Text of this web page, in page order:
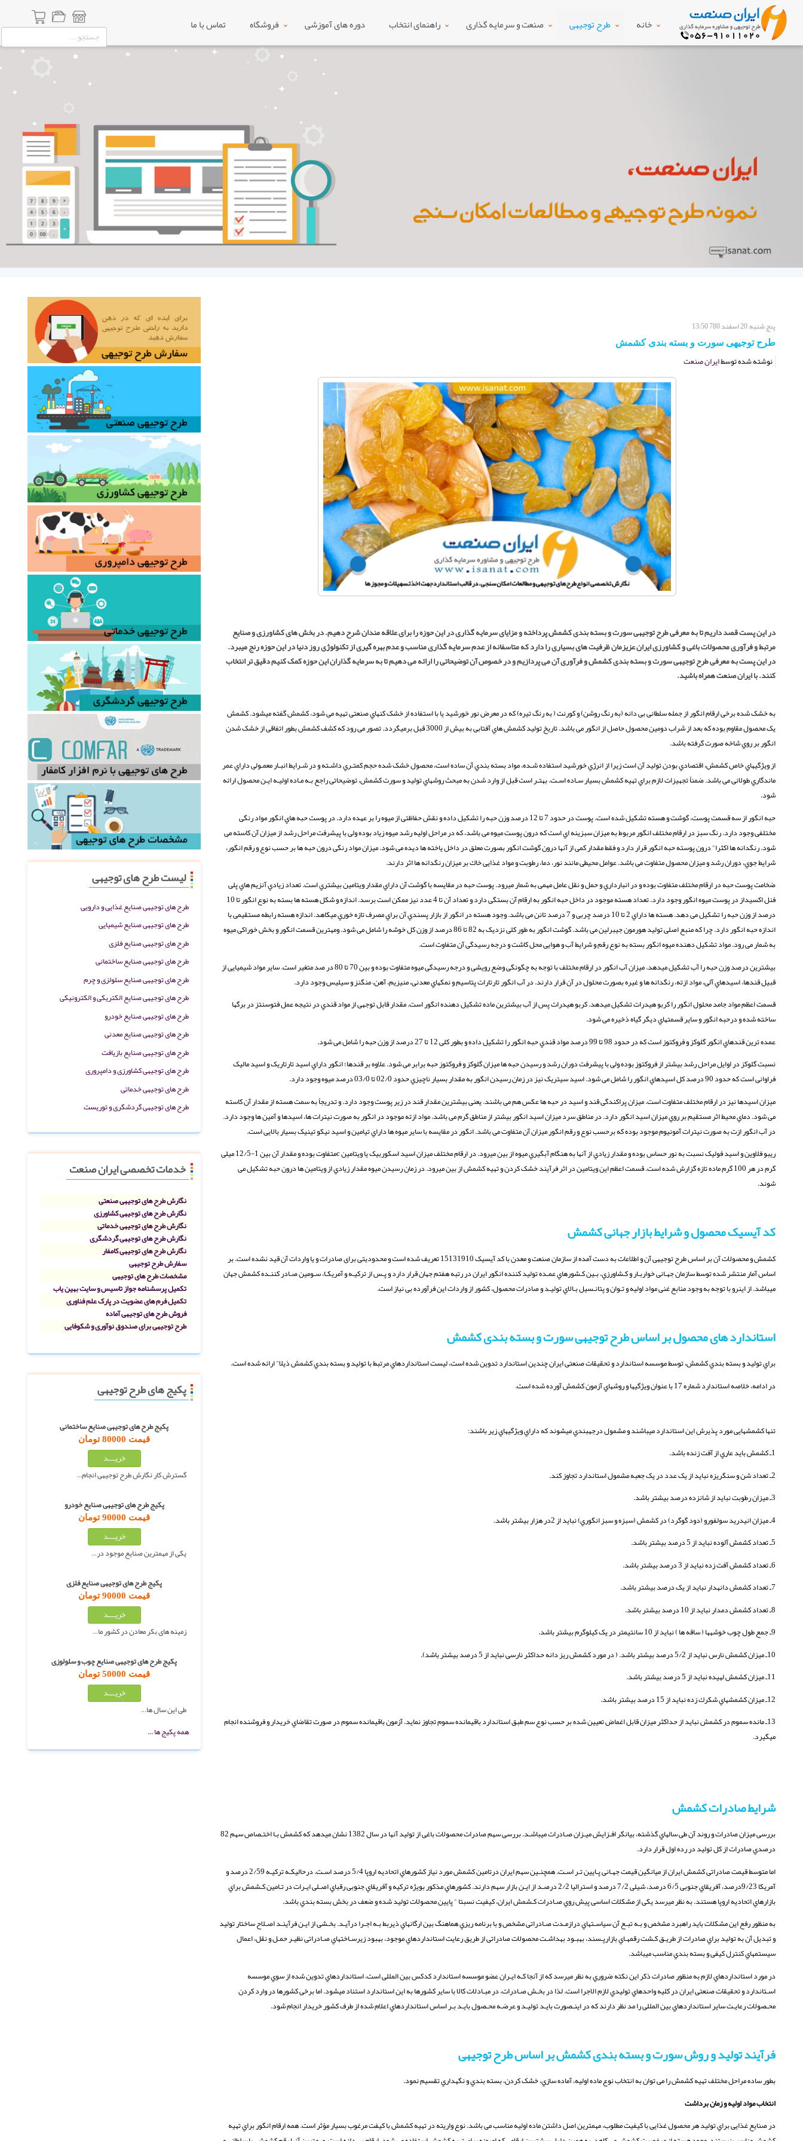
خانه طرح توجیهی صنعت و سرمایه گذاری راهنمای انتخاب دوره های آموزشی فروشگاه تماس با ما
لیست طرح های توجیهی
طرح های توجیهی صنایع غذایی و دارویی
طرح های توجیهی صنایع شیمیایی
طرح های توجیهی صنایع فلزی
طرح های توجیهی صنایع ساختمانی
طرح های توجیهی صنایع سلولزی و چرم
طرح های توجیهی صنایع الکتریکی و الکترونیکی
طرح های توجیهی صنایع خودرو
طرح های توجیهی صنایع معدنی
طرح های توجیهی صنایع بازیافت
طرح های توجیهی کشاورزی و دامپروری
طرح های توجیهی خدماتی
طرح های توجیهی گردشگری و توریست
خدمات تخصصی ایران صنعت
نگارش طرح های توجیهی صنعتی
نگارش طرح های توجیهی کشاورزی
نگارش طرح های توجیهی خدماتی
نگارش طرح های توجیهی گردشگری
نگارش طرح های توجیهی کامفار
سفارش طرح توجیهی
مشخصات طرح های توجیهی
تکمیل پرسشنامه جواز تاسیس و سایت بهین یاب
تکمیل فرم های عضویت در پارک علم فناوری
فروش طرح های توجیهی آماده
طرح توجیهی برای صندوق نوآوری و شکوفایی
پکیج های طرح توجیهی
پکیج طرح های توجیهی صنایع ساختمانی
قیمت 80000 تومان
گسترش کار نگارش طرح توجیهی انجام…
پکیج طرح های توجیهی صنایع خودرو
قیمت 90000 تومان
یکی از مهمترین صنایع موجود در…
پکیج طرح های توجیهی صنایع فلزی
قیمت 90000 تومان
زمینه های بکر معادن در کشور ما…
پکیج طرح های توجیهی صنایع چوب و سلولوزی
قیمت 50000 تومان
طی این سال ها…
همه پکیج ها ...
پنج شنبه, 20 اسفند 780 13:50
طرح توجیهی سورت و بسته بندی کشمش
نوشته شده توسطایران صنعت
در این پست قصد داریم تا به معرفی طرح توجیهی سورت و بسته بندی کشمش پرداخته و مزایای سرمایه گذاری در این حوزه را برای علاقه مندان شرح دهیم. در بخش های کشاورزی و صنایع
مرتبط و فرآوری محصولات باغی و کشاورزی ایران عزیزمان ظرفیت های بسیاری را دارد که متاسفانه از عدم سرمایه گذاری مناسب و عدم بهره گیری از تکنولوژی روز دنیا در این حوزه رنج میبرد.
در این پست به معرفی طرح توجیهی سورت و بسته بندی کشمش و فرآوری آن می پردازیم و در خصوص آن توضیحاتی را ارائه می دهیم تا به سرمایه گذاران این حوزه کمک کنیم دقیق تر انتخاب
کنند. با ایران صنعت همراه باشید.
به خشک شده برخی ارقام انگور از جمله سلطانی بی دانه (به رنگ روشن) و کورنت ( به رنگ تیره) که در معرض نور خورشید یا با استفاده از خشک کنهاي صنعتی تهیه می شود، کشمش گفته میشود. کشمش
یک محصول مقاوم بوده که بعد از شراب دومین محصول حاصل از انگور می باشد. تاریخ تولید کشمش هاي آفتابی به بیش از 3000 قبل برمیگردد. تصور می رود که کشف کشمش بطور اتفاقی از خشک شدن
انگور بر روي شاخه صورت گرفته باشد.
از ویژگیهاي خاص کشمش، اقتصادي بودن تولید آن است زیرا از انرژي خورشید استفاده شـده، مواد بسته بندي آن ساده است، محصول خشک شده حجم کمتـري داشـته و در شـرایط انبـار معمـولی داراي عمر
ماندگاري طولانی می باشد. ضمناً تجهیزات لازم براي تهیه کشمش بسیار سـاده اسـت. بهتـر است قبل از وارد شدن به مبحث روشهاي تولید و سورت کشمش، توضیحاتی راجع بـه مـاده اولیـه ایـن محصول ارائه
شود.
حبه انگور از سه قسمت پوست، گوشت و هسته تشکیل شده است. پوست در حدود 7 تا 12 درصد وزن حبه را تشکیل داده و نقش حفاظتی از میوه را بر عهده دارد. در پوست حبه هاي انگور مواد رنگی
مختلفی وجود دارد. رنگ سبز در ارقام مختلف انگور مربوط به میزان سبزینه اي است که درون پوست میوه می باشد، که در مراحل اولیه رشد میوه زیاد بوده ولی با پیشرفت مراحل رشد از میزان آن کاسته می
شود. رنگدانه ها اکثرا" درون پوسته حبه انگور قرار دارد و فقط مقدار کمی از آنها درون گوشت انگور بصورت معلق در داخل یاخته ها دیده می شود. میزان مواد رنگی درون حبه ها بر حسب نوع و رقم انگور،
شرایط جوي، دوران رشد و میزان محصول متفاوت می باشد. عوامل محیطی مانند نور، دما، رطوبت و مواد غذایی خاك بر میزان رنگدانه ها اثر دارند.
ضخامت پوست حبه در ارقام مختلف متفاوت بوده و در انبارداري و حمل و نقل عامل مهمی به شمار میرود. پوست حبه در مقایسه با گوشت آن داراي مقدار ویتامین بیشتري است. تعداد زیادي آنزیم هاي پلی
فنل اکسیداز در پوست میوه انگور وجود دارد. تعداد هسته موجود در داخل حبه انگور به ارقام آن بستگی دارد و تعداد آن تا 4 عدد نیز ممکن است برسد. اندازه و شکل هسته ها بسته به نوع انگور تا 10
درصد از وزن حبه را تشکیل می دهد. هسته ها داراي 2 تا 10 درصد چربی و 7 درصد تانن می باشد. وجود هسته در انگور از بازار پسندي آن براي مصرف تازه خوري میکاهد. اندازه هسته رابطه مستقیمی با
اندازه حبه انگور دارد. چرا که منبع اصلی تولید هورمون جیبرلین می باشد. گوشت انگور به طور کلی نزدیک به 82 تا 86 درصد از وزن کل خوشه را شامل می شود. ومهترین قسمت انگور و بخش خوراکی میوه
به شمار می رود. مواد تشکیل دهنده میوه انگور بسته به نوع رقم و شرایط آب و هوایی محل کاشت و درجه رسیدگی آن متفاوت است.
بیشترین درصد وزن حبه را آب تشکیل میدهد. میزان آب انگور در ارقام مختلف با توجه به چگونگی وضع رویشی و درجه رسیدگی میوه متفاوت بوده و بین 70 تا 80 در صد متغیر است. سایر مواد شیمیایی از
قبیل قندها، اسیدهاي آلی، مواد ازته، رنگدانه ها و غیره بصورت محلول در آن قرار دارند. در آب انگور تارتارات پتاسیم و نمکهاي معدنی، منیزیم، آهن، منگنز و سیلیس وجود دارد.
قسمت اعظم مواد جامد محلول انگور را کربو هیدرات تشکیل میدهد. کربو هیدرات پس از آب بیشترین ماده تشکیل دهنده انگور است. مقدار قابل توجهی از مواد قندي در نتیجه عمل فتوسنتز در برگها
ساخته شده و درحبه انگور و سایر قسمتهاي دیگر گیاه ذخیره می شود.
عمده ترین قندهاي انگور گلوکز و فروکتوز است که در حدود 98 تا 99 درصد مواد قندي حبه انگور را تشکیل داده و بطور کلی 12 تا 27 درصد از وزن حبه را شامل می شود.
نسبت گلوکز در اوایل مراحل رشد بیشتر از فروکتوز بوده ولی با پیشرفت دوران رشد و رسیدن حبه ها میزان گلوکز و فروکتوز حبه برابر می شود. علاوه بر قندها؛ انگور داراي اسید تارتاریک و اسید مالیک
فراوانی است که حدود 90 درصد کل اسیدهاي انگور را شامل می شود. اسید سیتریک نیز در زمان رسیدن انگور به مقدار بسیار ناچیزي حدود 02/0 تا 03/0 درصد میوه وجود دارد.
میزان اسیدها نیز در ارقام مختلف متفاوت است. میزان پراکندگی قند و اسید در حبه ها عکس هم می باشند. یعنی بیشترین مقدار قند در زیر پوست وجود دارد. و تدریجاً به سمت هسته از مقدار آن کاسته
می شود. دماي محیط اثر مستقیم بر روي میزان اسید انگور دارد. در مناطق سرد میزان اسید انگور بیشتر از مناطق گرم می باشد. مواد ازته موجود در انگور به صورت نیترات ها، اسیدها و آمین ها وجود دارد.
در آب انگور ازت به صورت نیترات آمونیوم موجود بوده که برحسب نوع و رقم انگور میزان آن متفاوت می باشد. انگور در مقایسه با سایر میوه ها داراي تیامین و اسید نیکو تینیک بسیار بالایی است.
ریبو فلاوین و اسید فولیک نسبت به نور حساس بوده و مقدار زیادي از آنها به هنگام آبگیري میوه از بین میرود. در ارقام مختلف میزان اسید اسکوربیک یا ویتامین cمتفاوت بوده و مقدار آن بین 1-12/5 میلی
گرم در هر 100 گرم ماده تازه گزارش شده است. قسمت اعظم این ویتامین در اثر فرآیند خشک کردن و تهیه کشمش از بین میرود. در زمان رسیدن میوه مقدار زیادي از ویتامین ها درون حبه تشکیل می
شوند.
کد آیسیک محصول و شرایط بازار جهانی کشمش
کشمش و محصولات آن بر اساس طرح توجیهی آن و اطلاعات به دست آمده از سازمان صنعت و معدن با کد آیسیک 15131910 تعریف شده است و محدودیتی برای صادرات و یا واردات آن قید نشده است. بر
اساس آمار منتشر شده توسط سازمان جهـانی خواربـار و کـشاورزي، بـین کـشورهاي عمـده تولید کننده انگور ایران در رتبه هفتم جهان قرار دارد و پـس از ترکیـه و آمریکـا، سـومین صـادر کننـده کشمش جهان
میباشد. از اینرو با توجه به وجود منابع غنی مواد اولیه و تـوان و پتانـسیل بـالاي تولیـد و صادرات محصول، کشور از واردات این فرآورده بی نیاز است.
استاندارد های محصول بر اساس طرح توجیهی سورت و بسته بندی کشمش
براي تولید و بسته بندي کشمش، توسط موسسه استاندارد و تحقیقات صنعتی ایران چندین استاندارد تدوین شده است، لیست استانداردهاي مرتبط با تولید و بسته بندي کشمش ذیلا" ارائه شده است.
در ادامه، خلاصه استاندارد شماره 17 با عنوان ویژگیها و روشهاي آزمون کشمش آورده شده است.
تنها کشمشهایی مورد پذیرش این استاندارد میباشند و مشمول درجهبندي میشوند که داراي ویژگیهاي زیر باشند:
1ـ کشمش باید عاري از آفت زنده باشد.
2ـ تعداد شن و سنگریزه نباید از یک عدد در یک جعبه مشمول استاندارد تجاوز کند.
3ـ میزان رطوبت نباید از شانزده درصد بیشتر باشد.
4ـ میزان انیدرید سولفورو (دود گوگرد) در کشمش (سبزه و سبز انگوري) نباید از 2در هزار بیشتر باشد.
5ـ تعداد کشمش آلوده نباید از 5 درصد بیشتر باشد.
6ـ تعداد کشمش آفت زده نباید از 3 درصد بیشتر باشد.
7ـ تعداد کشمش دانهدار نباید از یک درصد بیشتر باشد.
8ـ تعداد کشمش دمدار نباید از 10 درصد بیشتر باشد.
9ـ جمع طول چوب خوشهها ( ساقه ها ) نباید از 10 سانتیمتر در یک کیلوگرم بیشتر باشد.
10ـ میزان کشمش نارس نباید از 5/2 درصد بیشتر باشد. ( در مورد کشمش ریز دانه حداکثر نارسی نباید از 5 درصد بیشتر باشد).
11ـ میزان کشمش لهیده نباید از 5 درصد بیشتر باشد.
12ـ میزان کشمشهاي شکرك زده نباید از 15 درصد بیشتر باشد.
13ـ مانده سموم در کشمش نباید از حداکثر میزان قابل اغماض تعیین شده بر حسب نوع سم طبق استاندارد باقیمانده سموم تجاوز نماید. آزمون باقیمانده سموم در صورت تقاضاي خریدار و فروشنده انجام
میگیرد.
شرایط صادرات کشمش
بررسی میزان صادرات و روند آن طی سالهاي گذشته، بیانگر افـزایش میـزان صـادرات میباشـد. بررسی سهم صادرات محصولات باغی از تولید آنها در سال 1382 نشان میدهد که کشمش بـا اختـصاص سهم 82
درصدي صادرات از کل تولید در رده اول قرار دارد.
اما متوسط قیمت صادراتی کشمش ایران از میانگین قیمت جهـانی پـایین تـر اسـت. همچنـین سهم ایران درتامین کشمش مورد نیاز کشورهاي اتحادیه اروپا 5/4 درصد اسـت. درحالیکـه ترکیـه 2/59 درصد و
آمریکا 9/23درصد، آفریقاي جنوبی 6/5 درصد، شیلی 7/2 درصد و استرالیا 2/2 درصـد از ایـن بازار سهم دارند. کشورهاي مذکور بویژه ترکیه و آفریقاي جنوبی رقباي اصـلی ایـرات در تـامین کـشمش براي
بازارهاي اتحادیه اروپا هستند. به نظر میرسد یکی از مشکلات اساسی پیش روي صـادرات کـشمش ایران، کیفیت نسبتا " پایین محصولات تولید شده و ضعف در بخش بسته بندي باشد.
به منظور رفع این مشکلات باید راهبرد مشخص و بـه تبـع آن سیاسـتهاي درازمـدت صـادراتی مشخص و با برنامه ریزي هماهنگ بین ارگانهاي ذیربط بـه اجـرا درآیـد. بخـشی از ایـن فرآینـد اصـلاح ساختار تولید
و تبدیل آن به تولید براي صادرات از طریـق کـشت رقمهـاي بازارپـسند، بهبـود بهداشـت محصولات صادراتی از طریق رعایت استانداردهاي موجود، بهبود زیرسـاختهاي صـادراتی نظیـر حمـل و نقل، اعمال
سیستمهاي کنترل کیفی و بسته بندي مناسب میباشد.
در مورد استانداردهاي لازم به منظور صادرات ذکر این نکته ضروري به نظر میرسد که از آنجا کـه ایـران عضو موسسه استاندارد کدکس بین المللی است، استانداردهاي تدوین شده از سوي موسسه
اسـتاندارد و تحقیقات صنعتی ایران در کلیه واحدهاي تولیدي لازم الاجرا است. لذا در بخـش صـادرات، در مبـادلات کالا با سایر کشورها به این استاندارد استناد میشود. اما برخی کشورها در وارد کردن
محـصولات رعایـت سایر استانداردهاي بین المللی را مد نظر دارند که در اینـصورت بایـد تولیـد و عرضـه محـصول بایـد بـر اساس استانداردهاي اعلام شده از طرف کشور خریدار انجام شود.
فرآیند تولید و روش سورت و بسته بندی کشمش بر اساس طرح توجیهی
بطور ساده مراحل مختلف تهیه کشمش را می توان به انتخاب نوع ماده اولیه، آماده سازي، خشک کردن، بسته بندي و نگهداري تقسیم نمود.
انتخاب مواد اولیه و زمان برداشت
در صنایع غذایی براي تولید هر محصول غذایی با کیفیت مطلوب، مهمترین اصل داشتن ماده اولیه مناسب می باشد. نوع واریته در تهیه کشمش با کیفت مرغوب بسیار مؤثر است. همه ارقام انگور براي تهیه